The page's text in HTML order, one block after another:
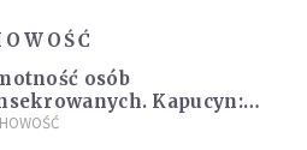
osób
Kapucyn:
w pojedynkę rzadko jest